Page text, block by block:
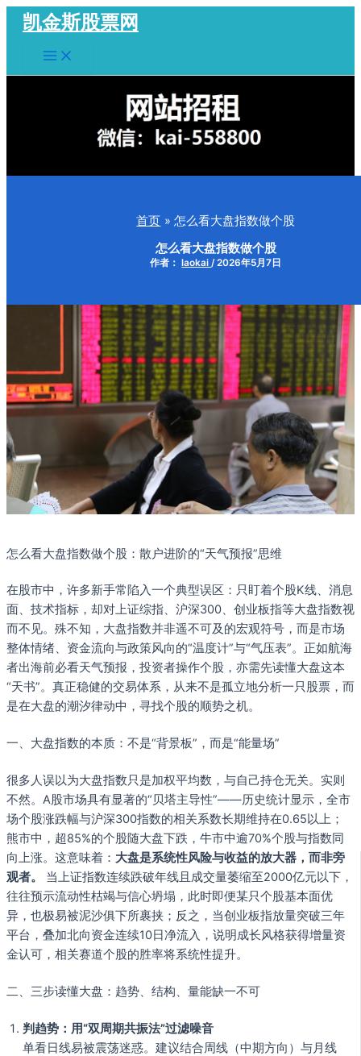
容
凯金斯股票网
Main
Menu
首页 怎么看大盘指数做个股
怎么看大盘指数做个股
作者： laokai /2026年5月7日
怎么看大盘指数做个股：散户进阶的“天气预报”思维
在股市中，许多新手常陷入一个典型误区：只盯着个股K线、消息
面、技术指标，却对上证综指、沪深300、创业板指等大盘指数视
而不见。殊不知，大盘指数并非遥不可及的宏观符号，而是市场
整体情绪、资金流向与政策风向的“温度计”与“气压表”。正如航海
者出海前必看天气预报，投资者操作个股，亦需先读懂大盘这本
“天书”。真正稳健的交易体系，从来不是孤立地分析一只股票，而
是在大盘的潮汐律动中，寻找个股的顺势之机。
一、大盘指数的本质：不是“背景板”，而是“能量场”
很多人误以为大盘指数只是加权平均数，与自己持仓无关。实则
不然。A股市场具有显著的“贝塔主导性”——历史统计显示，全市
场个股涨跌幅与沪深300指数的相关系数长期维持在0.65以上；
熊市中，超85%的个股随大盘下跌，牛市中逾70%个股与指数同
向上涨。这意味着： 大盘是系统性风险与收益的放大器，而非旁
观者。
当上证指数连续跌破年线且成交量萎缩至2000亿元以下，
往往预示流动性枯竭与信心坍塌，此时即便某只个股基本面优
异，也极易被泥沙俱下所裹挟；反之，当创业板指放量突破三年
平台，叠加北向资金连续10日净流入，说明成长风格获得增量资
金认可，相关赛道个股的胜率将系统性提升。
二、三步读懂大盘：趋势、结构、量能缺一不可
判趋势：用“双周期共振法”过滤噪音
单看日线易被震荡迷惑。建议结合周线（中期方向）与月线